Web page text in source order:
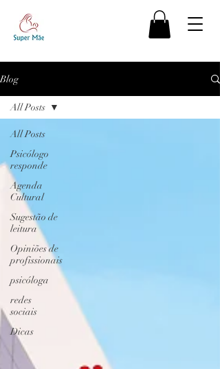
Blog
All Posts
Psicólogo
responde
Agenda
Cultural
Sugestão de
leitura
Opiniões de
profissionais
psicóloga
redes
sociais
Dicas
All Posts